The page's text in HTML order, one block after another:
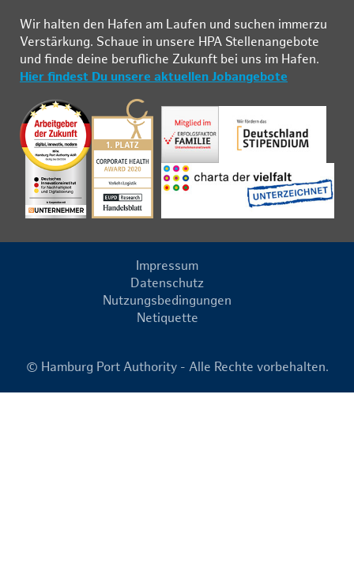
Wir hal­ten den Ha­fen am Lau­fen und su­chen im­mer­zu
Ver­stär­kung. Schau­e in un­se­re HPA Stel­len­an­ge­bo­te
und fin­de deine be­ruf­li­che Zu­kunft bei uns im Ha­fen.
Hier findest Du unsere aktuellen Jobangebote
Impressum
Datenschutz
Nutzungsbedingungen
Netiquette
© Hamburg Port Authority - Alle Rechte vorbehalten.